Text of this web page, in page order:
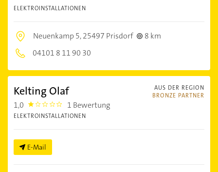
ELEKTROINSTALLATIONEN
Neuenkamp 5,25497 Prisdorf
8 km
04101 8 11 90 30
AUS DER REGION
BRONZE PARTNER
Kelting Olaf
1,0 1.0 1 Bewertung
ELEKTROINSTALLATIONEN
E-Mail